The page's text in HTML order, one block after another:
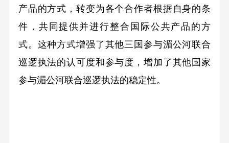
产品的方式，转变为各个合作者根据自身的条
件，共同提供并进行整合国际公共产品的方
式。这种方式增强了其他三国参与湄公河联合
巡逻执法的认可度和参与度，增加了其他国家
参与湄公河联合巡逻执法的稳定性。